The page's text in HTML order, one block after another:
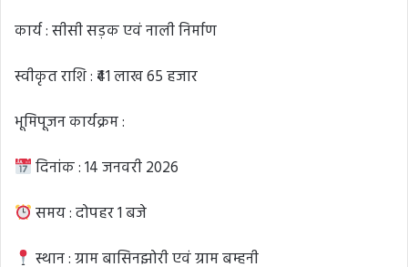
कार्य : सीसी सड़क एवं नाली निर्माण
स्वीकृत राशि : ₹41 लाख 65 हजार
भूमिपूजन कार्यक्रम :
दिनांक : 14 जनवरी 2026
समय : दोपहर 1 बजे
स्थान : ग्राम बासिनझोरी एवं ग्राम बम्हनी